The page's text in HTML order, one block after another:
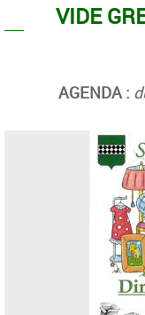
VIDE
AGENDA :